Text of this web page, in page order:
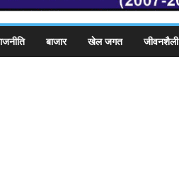
बाजार खेल जगत जीवनशैली